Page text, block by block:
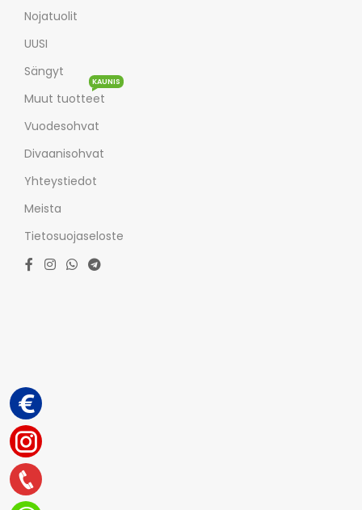
Nojatuolit
UUSI
Sängyt
Muut tuotteet
KAUNIS
Vuodesohvat
Divaanisohvat
Yhteystiedot
Meista
Tietosuojaseloste